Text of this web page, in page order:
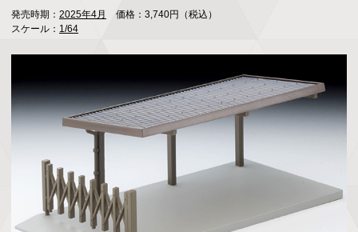
発売時期： 2025年4月
価格：3,740円（税込）
スケール： 1/64